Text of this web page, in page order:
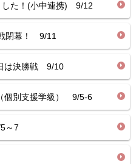
した！(小中連携) 9/12
閉幕！ 9/11
は決勝戦 9/10
個別支援学級） 9/5-6
～7